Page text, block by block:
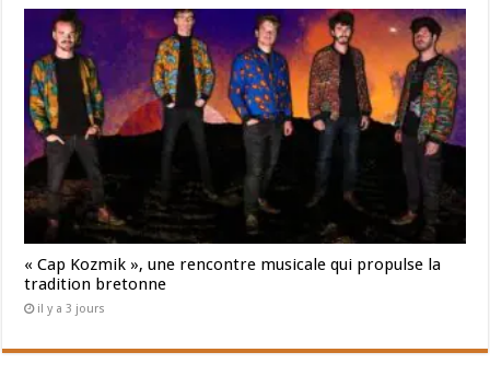
« Cap Kozmik », une rencontre musicale qui propulse la
tradition bretonne
il y a 3 jours